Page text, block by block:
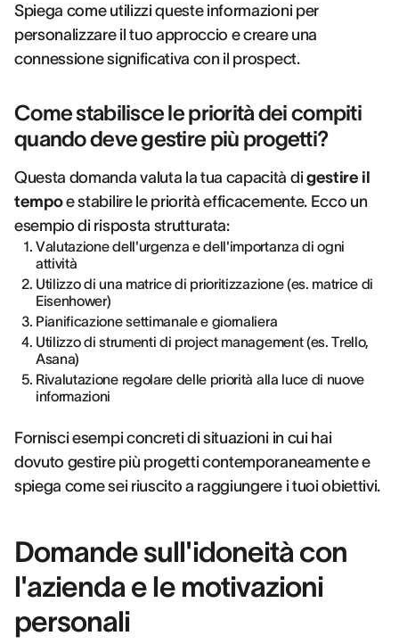
Spiega come utilizzi queste informazioni per
personalizzare il tuo approccio e creare una
connessione significativa con il prospect.
Come stabilisce le priorità dei compiti
quando deve gestire più progetti?
Questa domanda valuta la tua capacità digestire il
tempoe stabilire le priorità efficacemente. Ecco un
esempio di risposta strutturata:
Valutazione dell'urgenza e dell'importanza di ogni
attività
Utilizzo di una matrice di prioritizzazione (es. matrice di
Eisenhower)
Pianificazione settimanale e giornaliera
Utilizzo di strumenti di project management (es. Trello,
Asana)
Rivalutazione regolare delle priorità alla luce di nuove
informazioni
Fornisci esempi concreti di situazioni in cui hai
dovuto gestire più progetti contemporaneamente e
spiega come sei riuscito a raggiungere i tuoi obiettivi.
Domande sull'idoneità con
l'azienda e le motivazioni
personali